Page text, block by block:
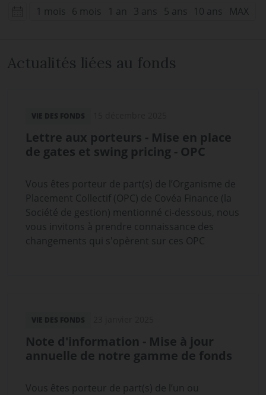
1 mois 6 mois 1 an 3 ans 5 ans 10 ans MAX
Actualités liées au fonds
VIE DES FONDS
Lettre aux porteurs - Mise en place
de gates et swing pricing - OPC
Vous êtes porteur de part(s) de l’Organisme de
Placement Collectif (OPC) de Covéa Finance (la
Société de gestion) mentionné ci-dessous, nous
vous invitons à prendre connaissance des
changements qui s'opèrent sur ces OPC
VIE DES FONDS
Note d'information - Mise à jour
annuelle de notre gamme de fonds
Vous êtes porteur de part(s) de l’un ou